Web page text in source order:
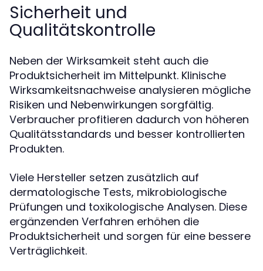
Sicherheit und
Qualitätskontrolle
Neben der Wirksamkeit steht auch die
Produktsicherheit im Mittelpunkt. Klinische
Wirksamkeitsnachweise analysieren mögliche
Risiken und Nebenwirkungen sorgfältig.
Verbraucher profitieren dadurch von höheren
Qualitätsstandards und besser kontrollierten
Produkten.
Viele Hersteller setzen zusätzlich auf
dermatologische Tests, mikrobiologische
Prüfungen und toxikologische Analysen. Diese
ergänzenden Verfahren erhöhen die
Produktsicherheit und sorgen für eine bessere
Verträglichkeit.